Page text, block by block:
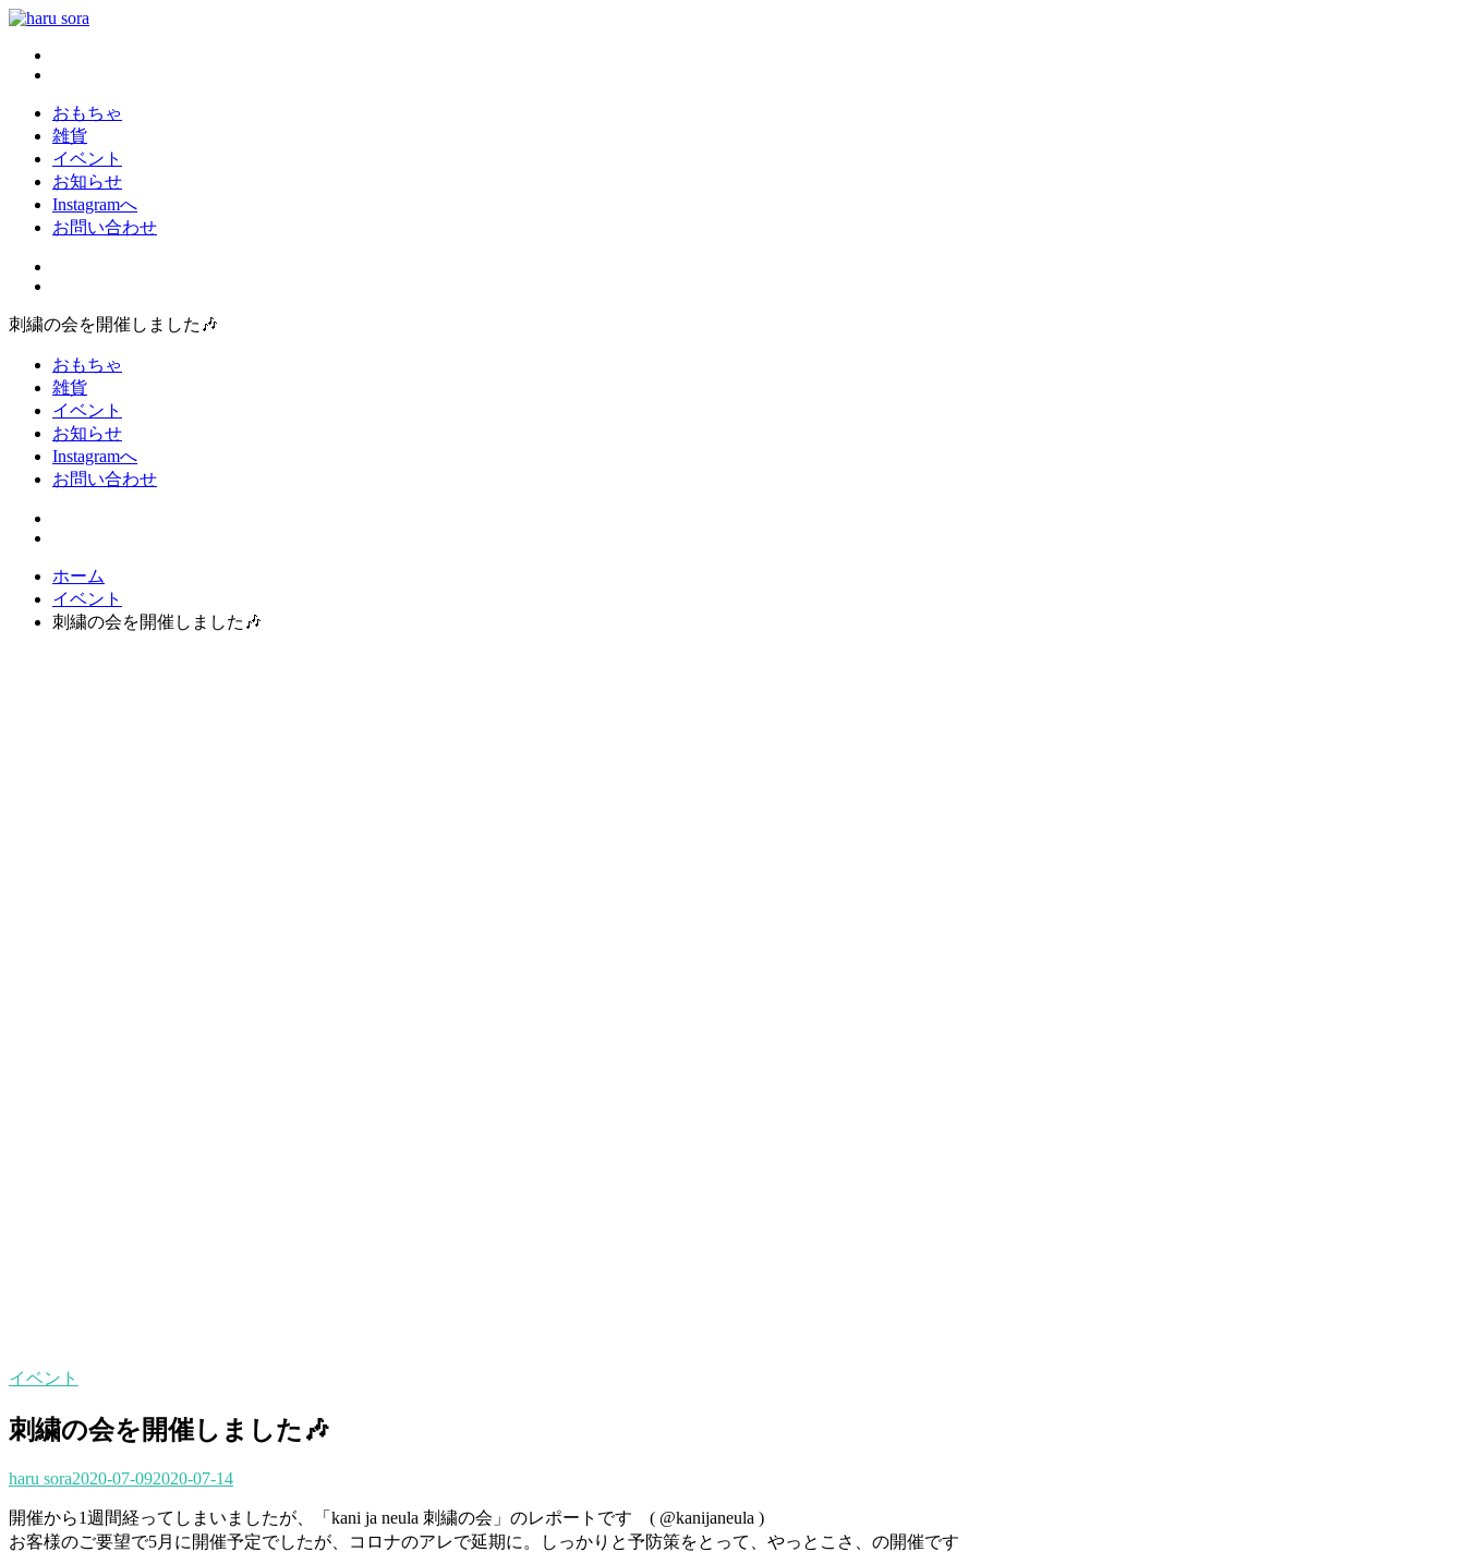
コ
haru sora
新しいharusoraもよろしくおねがいします
おもちゃ
雑貨
イベント
お知らせ
Instagramへ
お問い合わせ
刺繍の会を開催しました🎶
おもちゃ
雑貨
イベント
お知らせ
Instagramへ
お問い合わせ
ホーム
イベント
刺繍の会を開催しました🎶
イベント
刺繍の会を開催しました🎶
haru sora2020-07-092020-07-14
開催から1週間経ってしまいましたが、「kani ja neula 刺繍の会」のレポートです
( @kanijaneula )
お客様のご要望で5月に開催予定でしたが、コロナのアレで延期に。しっかりと予防策をとって、やっとこさ、の開催です